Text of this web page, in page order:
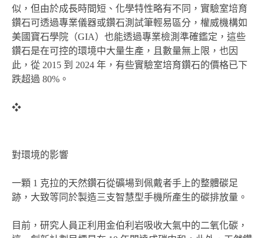
似，但由於成長時間短、化學特性略有不同，實驗室培育
鑽石可透過專業儀器或鑽石測試筆輕易區分，權威機構如
美國寶石學院（GIA）也能透過專業檢測準確鑑定，這些
鑽石是在可控的環境中大量生產，且數量無上限，也因
此，從 2015 到 2024 年，有些實驗室培育鑽石的價格已下
跌超過 80%。
❖
對環境的影響
一顆 1 克拉的天然鑽石從礦場到佩戴者手上的整體碳足
跡，大致等同於製造三支智慧型手機所產生的碳排放量。
目前，研究人員正利用金伯利岩吸收大氣中的二氧化碳，